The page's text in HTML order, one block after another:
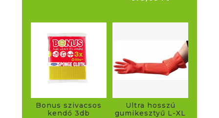
Bonus szivacsos
kendő 3db
Ultra hosszú
gumikesztyű L-XL